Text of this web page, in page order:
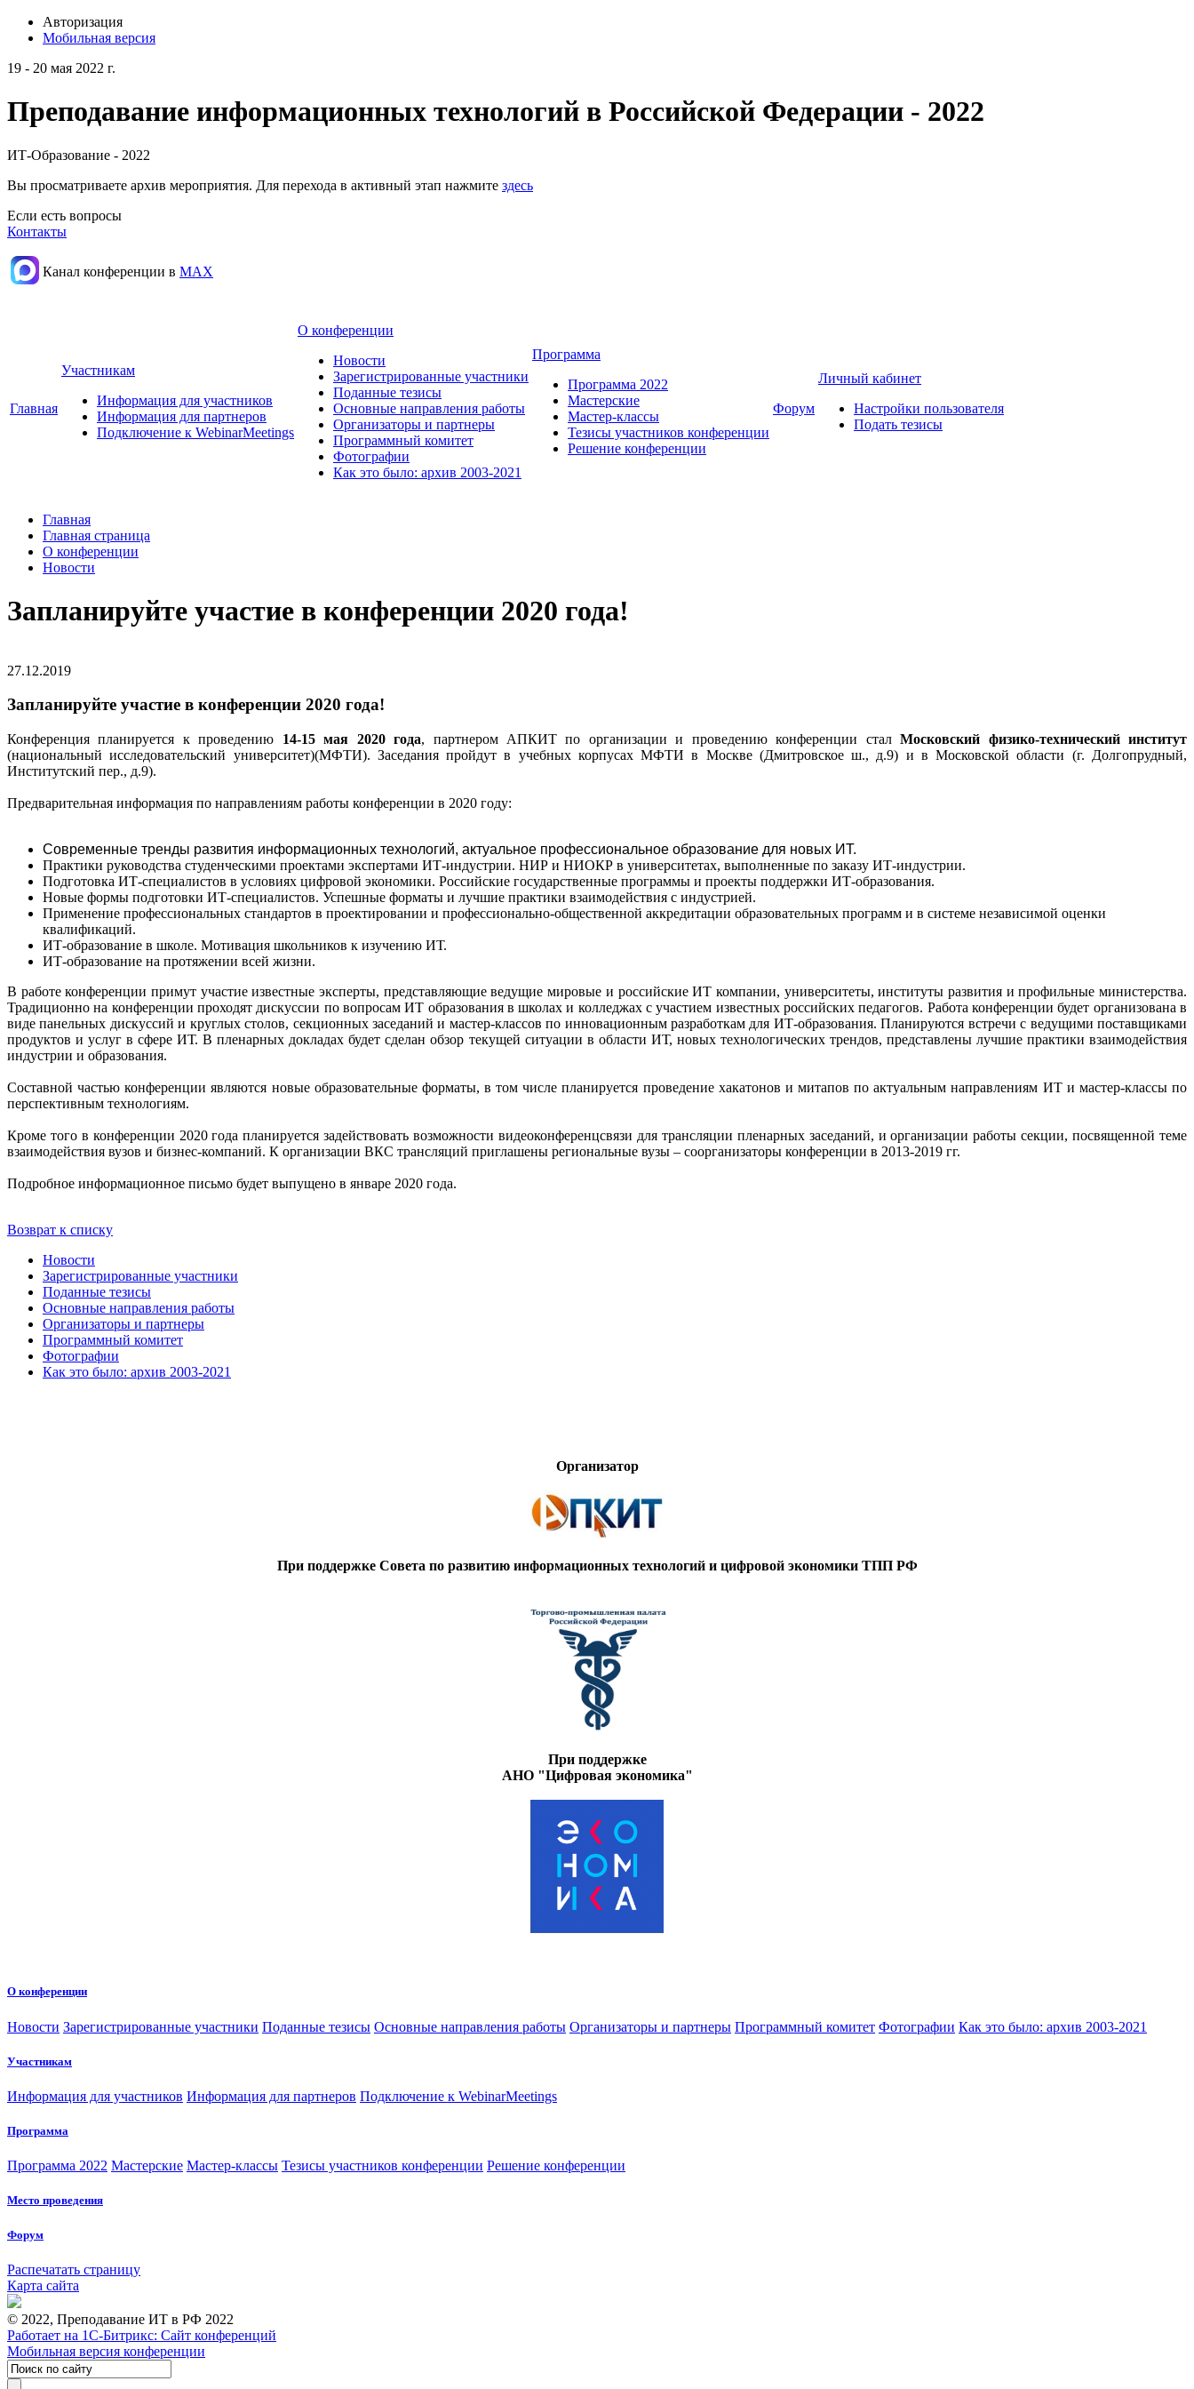
Авторизация
Мобильная версия
19 - 20 мая 2022 г.
Преподавание информационных технологий в Российской Федерации - 2022
ИТ-Образование - 2022
Вы просматриваете архив мероприятия. Для перехода в активный этап нажмите здесь
Если есть вопросы
Контакты
Канал конференции в МАХ
Главная
Участникам
Информация для участников
Информация для партнеров
Подключение к WebinarMeetings
О конференции
Новости
Зарегистрированные участники
Поданные тезисы
Основные направления работы
Организаторы и партнеры
Программный комитет
Фотографии
Как это было: архив 2003-2021
Программа
Программа 2022
Мастерские
Мастер-классы
Тезисы участников конференции
Решение конференции
Форум
Личный кабинет
Настройки пользователя
Подать тезисы
Главная
Главная страница
О конференции
Новости
Запланируйте участие в конференции 2020 года!
27.12.2019
Запланируйте участие в конференции 2020 года!
Конференция планируется к проведению 14-15 мая 2020 года, партнером АПКИТ по организации и проведению конференции сталМосковский физико-технический институт
(национальный исследовательский университет)(МФТИ). Заседания пройдут в учебных корпусах МФТИ в Москве (Дмитровское ш., д.9) и в Московской области (г. Долгопрудный,
Институтский пер., д.9).
Предварительная информация по направлениям работы конференции в 2020 году:
Современные тренды развития информационных технологий, актуальное профессиональное образование для новых ИТ.
Практики руководства студенческими проектами экспертами ИТ-индустрии. НИР и НИОКР в университетах, выполненные по заказу ИТ-индустрии.
Подготовка ИТ-специалистов в условиях цифровой экономики. Российские государственные программы и проекты поддержки ИТ-образования.
Новые формы подготовки ИТ-специалистов. Успешные форматы и лучшие практики взаимодействия с индустрией.
Применение профессиональных стандартов в проектировании и профессионально-общественной аккредитации образовательных программ и в системе независимой оценки
квалификаций.
ИТ-образование в школе. Мотивация школьников к изучению ИТ.
ИТ-образование на протяжении всей жизни.
В работе конференции примут участие известные эксперты, представляющие ведущие мировые и российские ИТ компании, университеты, институты развития и профильные министерства.
Традиционно на конференции проходят дискуссии по вопросам ИТ образования в школах и колледжах с участием известных российских педагогов. Работа конференции будет организована в
виде панельных дискуссий и круглых столов, секционных заседаний и мастер-классов по инновационным разработкам для ИТ-образования. Планируются встречи с ведущими поставщиками
продуктов и услуг в сфере ИТ. В пленарных докладах будет сделан обзор текущей ситуации в области ИТ, новых технологических трендов, представлены лучшие практики взаимодействия
индустрии и образования.
Составной частью конференции являются новые образовательные форматы, в том числе планируется проведение хакатонов и митапов по актуальным направлениям ИТ и мастер-классы по
перспективным технологиям.
Кроме того в конференции 2020 года планируется задействовать возможности видеоконференцсвязи для трансляции пленарных заседаний, и организации работы секции, посвященной теме
взаимодействия вузов и бизнес-компаний. К организации ВКС трансляций приглашены региональные вузы – соорганизаторы конференции в 2013-2019 гг.
Подробное информационное письмо будет выпущено в январе 2020 года.
Возврат к списку
Новости
Зарегистрированные участники
Поданные тезисы
Основные направления работы
Организаторы и партнеры
Программный комитет
Фотографии
Как это было: архив 2003-2021
Организатор
При поддержке Совета по развитию информационных технологий и цифровой экономики ТПП РФ
При поддержке
АНО "Цифровая экономика"
О конференции
Новости Зарегистрированные участники Поданные тезисы Основные направления работы Организаторы и партнеры Программный комитет Фотографии Как это было: архив 2003-2021
Участникам
Информация для участников Информация для партнеров Подключение к WebinarMeetings
Программа
Программа 2022 Мастерские Мастер-классы Тезисы участников конференции Решение конференции
Место проведения
Форум
Распечатать страницу
Карта сайта
© 2022, Преподавание ИТ в РФ 2022
Работает на 1С-Битрикс: Сайт конференций
Мобильная версия конференции